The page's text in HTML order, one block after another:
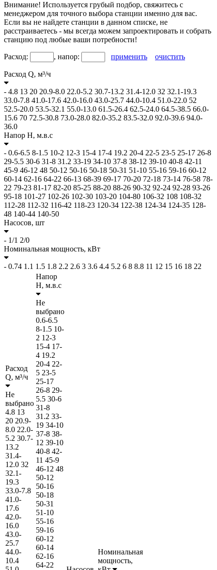
Внимание! Используется грубый подбор, свяжитесь с
менеджером для точного выбора станции именно для вас.
Если вы не найдете станции в данном списке, не
расстраиваетесь - мы всегда можем запроектировать и собрать
станцию под любые ваши потребности!
Расход: , напор: применить очистить
Расход Q, м³/ч
- 4.8 13 20 20.9-8.0 22.0-5.2 30.7-13.2 31.4-12.0 32 32.1-19.3
33.0-7.8 41.0-17.6 42.0-16.0 43.0-25.7 44.0-10.4 51.0-22.0 52
52.5-20.0 53.5-32.1 55.0-13.0 61.5-26.4 62.5-24.0 64.5-38.5 66.0-
15.6 70 72.5-30.8 73.0-28.0 82.0-35.2 83.5-32.0 92.0-39.6 94.0-
36.0
Напор H, м.в.с
- 0.6-6.5 8-1.5 10-2 12-3 15-4 17-4 19.2 20-4 22-5 23-5 25-17 26-8
29-5.5 30-6 31-8 31.2 33-19 34-10 37-8 38-12 39-10 40-8 42-11
45-9 46-12 48 50-12 50-16 50-18 50-31 51-10 55-16 59-16 60-12
60-14 62-16 64-22 66-13 68-39 69-17 70-20 72-18 73-14 76-58 78-
22 79-23 81-17 82-20 85-25 88-20 88-26 90-32 92-24 92-28 93-26
95-18 101-27 102-26 102-30 103-20 104-80 106-32 108 108-32
112-28 112-32 116-42 118-23 120-34 122-38 124-34 124-35 128-
48 140-44 140-50
Насосов, шт
- 1/1 2/0
Номинальная мощность, кВт
- 0.74 1.1 1.5 1.8 2.2 2.6 3 3.6 4.4 5.2 6 8 8.8 11 12 15 16 18 22
Расход
Q, м³/ч
Не
выбрано
4.8 13
20 20.9-
8.0 22.0-
5.2 30.7-
13.2
31.4-
12.0 32
32.1-
19.3
33.0-7.8
41.0-
17.6
42.0-
16.0
43.0-
25.7
44.0-
10.4
Напор
H, м.в.с
Не
выбрано
0.6-6.5
8-1.5 10-
2 12-3
15-4 17-
4 19.2
20-4 22-
5 23-5
25-17
26-8 29-
5.5 30-6
31-8
31.2 33-
19 34-10
37-8 38-
12 39-10
40-8 42-
11 45-9
46-12 48
50-12
50-16
50-18
50-31
51-10
55-16
59-16
60-12
60-14
62-16
64-22
Номинальная
мощность,